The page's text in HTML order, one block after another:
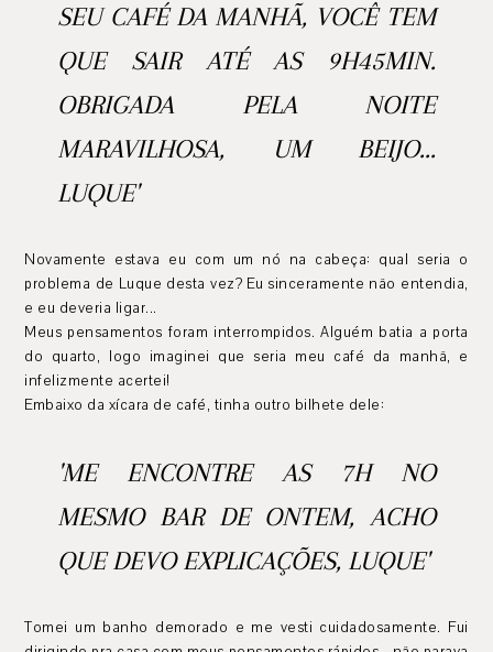
SEU CAFÉ DA MANHÃ, VOCÊ TEM
QUE SAIR ATÉ AS 9H45MIN.
OBRIGADA PELA NOITE
MARAVILHOSA, UM BEIJO...
LUQUE'
Novamente estava eu com um nó na cabeça: qual seria o
problema de Luque desta vez? Eu sinceramente não entendia,
e eu deveria ligar...
Meus pensamentos foram interrompidos. Alguém batia a porta
do quarto, logo imaginei que seria meu café da manhã, e
infelizmente acertei!
Embaixo da xícara de café, tinha outro bilhete dele:
'ME ENCONTRE AS 7H NO
MESMO BAR DE ONTEM, ACHO
QUE DEVO EXPLICAÇÕES, LUQUE'
Tomei um banho demorado e me vesti cuidadosamente. Fui